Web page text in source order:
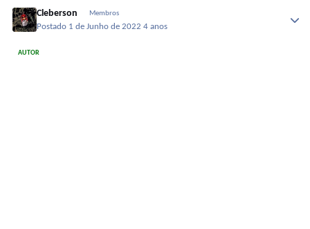
Cleberson Membros
Postado 1 de Junho de 20224 anos
AUTOR